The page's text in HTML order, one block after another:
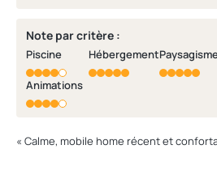
Note par critère :
Piscine Hébergement
Animations
« Calme, mobile home récent et